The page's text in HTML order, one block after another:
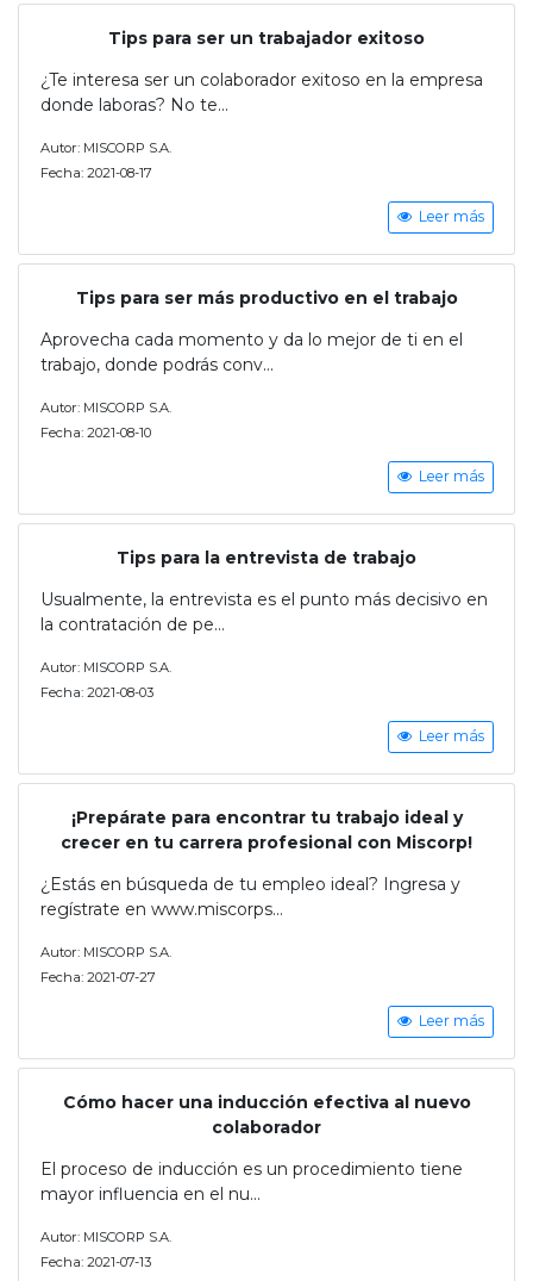
Tips para ser un trabajador exitoso
¿Te interesa ser un colaborador exitoso en la empresa
donde laboras? No te...
Autor: MISCORP S.A.
Fecha: 2021-08-17
Leer más
Tips para ser más productivo en el trabajo
Aprovecha cada momento y da lo mejor de ti en el
trabajo, donde podrás conv...
Autor: MISCORP S.A.
Fecha: 2021-08-10
Leer más
Tips para la entrevista de trabajo
Usualmente, la entrevista es el punto más decisivo en
la contratación de pe...
Autor: MISCORP S.A.
Fecha: 2021-08-03
Leer más
¡Prepárate para encontrar tu trabajo ideal y
crecer en tu carrera profesional con Miscorp!
¿Estás en búsqueda de tu empleo ideal? Ingresa y
regístrate en www.miscorps...
Autor: MISCORP S.A.
Fecha: 2021-07-27
Leer más
Cómo hacer una inducción efectiva al nuevo
colaborador
El proceso de inducción es un procedimiento tiene
mayor influencia en el nu...
Autor: MISCORP S.A.
Fecha: 2021-07-13